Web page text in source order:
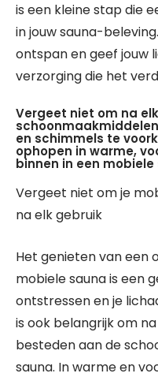
is een kleine stap die
in jouw sauna-
ontspan en geef jouw
verzorging die het
Vergeet niet om na
en schimmels te
ophopen in warme,
binnen in een mobiele
Vergeet niet om je
na elk gebruik
Het genieten van een
mobiele sauna is een
ontstressen en je
is ook belangrijk om
besteden aan de
sauna. In warme en